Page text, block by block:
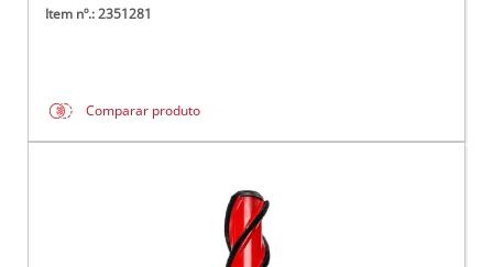
Item nº.: 2351281
Comparar produto